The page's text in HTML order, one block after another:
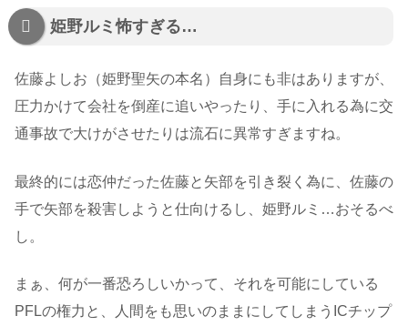
姫野ルミ怖すぎる…
佐藤よしお（姫野聖矢の本名）自身にも非はありますが、
圧力かけて会社を倒産に追いやったり、手に入れる為に交
通事故で大けがさせたりは流石に異常すぎますね。
最終的には恋仲だった佐藤と矢部を引き裂く為に、佐藤の
手で矢部を殺害しようと仕向けるし、姫野ルミ…おそるべ
し。
まぁ、何が一番恐ろしいかって、それを可能にしている
PFLの権力と、人間をも思いのままにしてしまうICチップ